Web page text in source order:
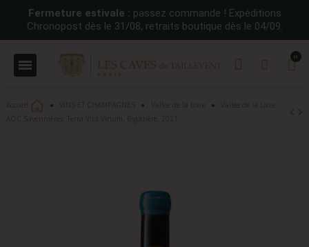
Fermeture estivale : passez commande ! Expéditions
Chronopost dès le 31/08, retraits boutique dès le 04/09.